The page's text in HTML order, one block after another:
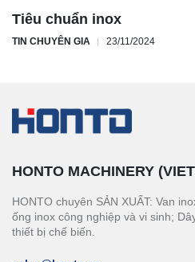
Tiêu chuẩn inox
TIN CHUYÊN GIA 23/11/2024
HONTO MACHINERY
HONTO chuyên SẢN XUẤT: Van
ống inox công nghiệp và vi sinh;
thiết bị chế biến.